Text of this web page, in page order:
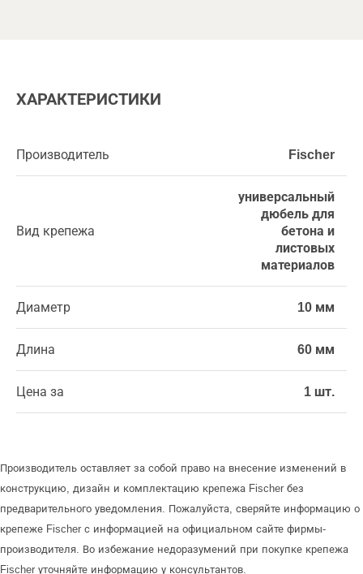
ХАРАКТЕРИСТИКИ
Производитель Fischer
Вид крепежа
универсальный
дюбель для
бетона и
листовых
материалов
Диаметр 10 мм
Длина 60 мм
Цена за 1 шт.
Производитель оставляет за собой право на внесение изменений в
конструкцию, дизайн и комплектацию крепежа Fischer без
предварительного уведомления. Пожалуйста, сверяйте информацию о
крепеже Fischer с информацией на официальном сайте фирмы-
производителя. Во избежание недоразумений при покупке крепежа
Fischer уточняйте информацию у консультантов.